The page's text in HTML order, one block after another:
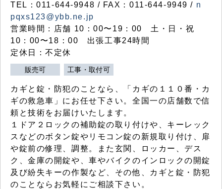
TEL：011-644-9948 / FAX：011-644-9949 / n
pqxs123@ybb.ne.jp
営業時間：店舗 10：00〜19：00 土・日・祝
10：00〜18：00 出張工事24時間
定休日：不定休
販売可 工事・取付可
カギと錠・防犯のことなら、「カギの１１０番・カ
ギの救急車」にお任せ下さい。全国一の店舗数で信
頼と技術をお届けいたします。
１ドア２ロックの補助錠の取り付けや、キーレック
スなどのボタン錠やリモコン錠の新規取り付け、扉
や錠前の修理、調整。また玄関、ロッカー、デス
ク、金庫の開錠や、車やバイクのインロックの開錠
及び紛失キーの作製など、その他、カギと錠・防犯
のことならお気軽にご相談下さい。